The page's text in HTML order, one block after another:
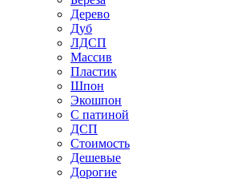
Дерево
Дуб
ЛДСП
Массив
Пластик
Шпон
Экошпон
С патиной
ДСП
Стоимость
Дешевые
Дорогие